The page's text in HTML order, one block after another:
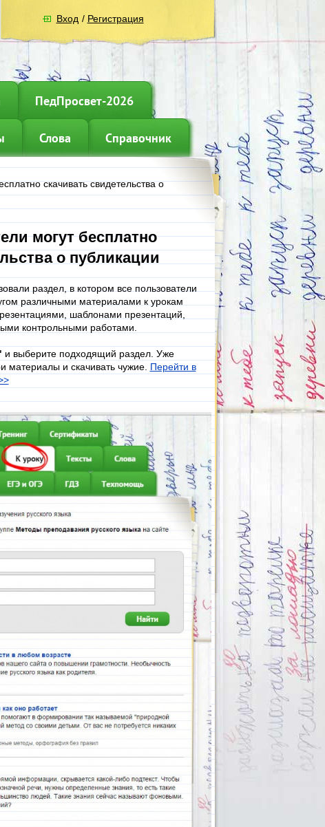
Вход / Регистрация
ПедПросвет-2026
Слова Справочник
скачивать свидетельства о
могут бесплатно
о публикации
раздел, в котором все пользователи
различными материалами к урокам
шаблонами презентаций,
контрольными работами.
и выберите подходящий раздел. Уже
материалы и скачивать чужие. Перейти в